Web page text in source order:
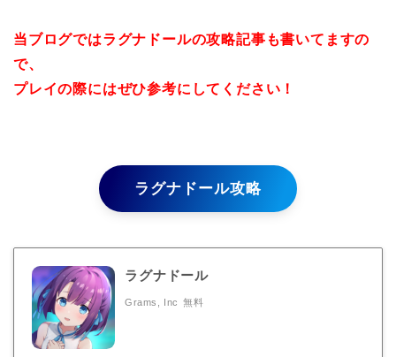
当ブログではラグナドールの攻略記事も書いてますの
で、
プレイの際にはぜひ参考にしてください！
ラグナドール攻略
ラグナドール
Grams, Inc 無料